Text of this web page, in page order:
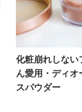
化粧崩れしない
ん愛用・ディオ
スパウダー